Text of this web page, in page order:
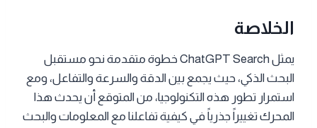
الخلاصة
يمثل ChatGPT Search خطوة متقدمة نحو مستقبل
البحث الذكي، حيث يجمع بين الدقة والسرعة والتفاعل، ومع
استمرار تطور هذه التكنولوجيا، من المتوقع أن يحدث هذا
المحرك تغييراً جذرياً في كيفية تفاعلنا مع المعلومات والبحث